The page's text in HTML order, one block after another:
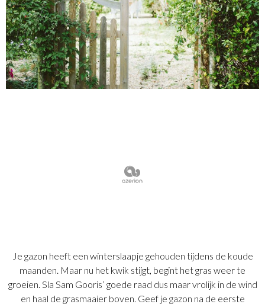
Je gazon heeft een winterslaapje gehouden tijdens de koude
maanden. Maar nu het kwik stijgt, begint het gras weer te
groeien. Sla Sam Gooris’ goede raad dus maar vrolijk in de wind
en haal de grasmaaier boven. Geef je gazon na de eerste